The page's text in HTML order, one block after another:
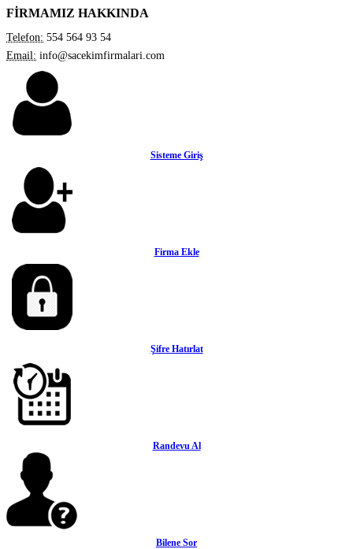
FİRMAMIZ HAKKINDA
Telefon: 554 564 93 54
Email: info@sacekimfirmalari.com
Sisteme Giriş
Firma Ekle
Şifre Hatırlat
Randevu Al
Bilene Sor